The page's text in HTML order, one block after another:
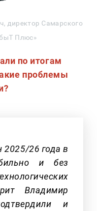
директор Самарского
Плюс»
по итогам
проблемы
2025/26 года в
и без
Владимир
и